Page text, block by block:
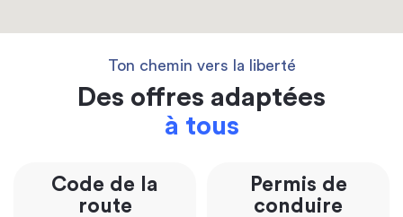
Ton chemin vers la liberté
Des offres adaptées
à tous
Code de la
route
Permis de
conduire